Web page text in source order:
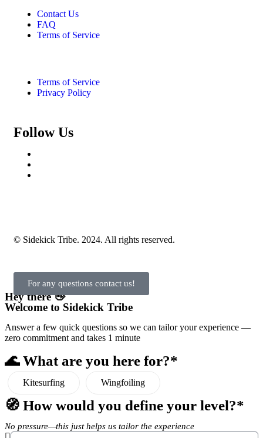
Contact Us
FAQ
Terms of Service
Terms of Service
Privacy Policy
Follow Us
© Sidekick Tribe. 2024. All rights reserved.
For any questions contact us!
Hey there 👋
Welcome to Sidekick Tribe
Answer a few quick questions so we can tailor your experience —
zero commitment and takes 1 minute
🌊 What are you here for?*
Kitesurfing Wingfoiling
🧭 How would you define your level?*
No pressure—this just helps us tailor the experience